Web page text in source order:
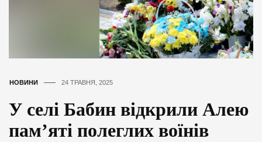
НОВИНИ 24 ТРАВНЯ, 2025
У селі Бабин відкрили Алею
памʼяті полеглих воїнів